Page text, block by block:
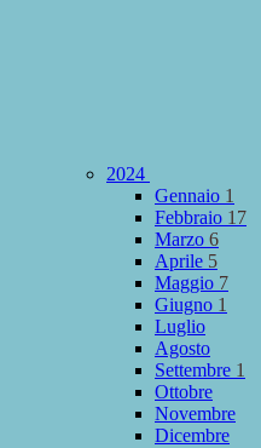
2024
Gennaio 1
Febbraio 17
Marzo 6
Aprile 5
Maggio 7
Giugno 1
Luglio
Agosto
Settembre 1
Ottobre
Novembre
Dicembre